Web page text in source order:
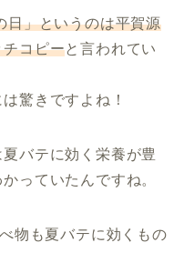
日」というのは平賀源
コピーと言われてい
驚きですよね！
バテに効く栄養が豊
っていたんですね。
物も夏バテに効くもの